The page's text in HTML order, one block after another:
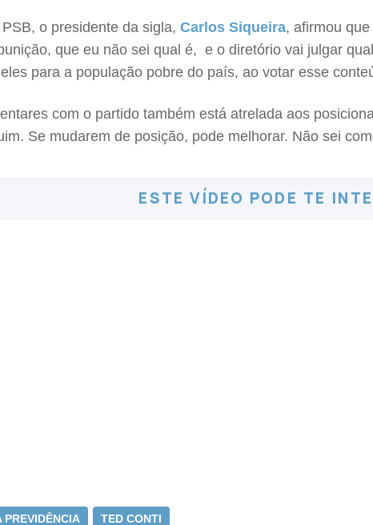
o presidente da sigla, Carlos Siqueira, afirmou
que eu não sei qual é, e o diretório vai julgar
para a população pobre do país, ao votar esse
com o partido também está atrelada aos
Se mudarem de posição, pode melhorar. Não sei
ESTE VÍDEO PODE TE
PREVIDÊNCIA TED CONTI